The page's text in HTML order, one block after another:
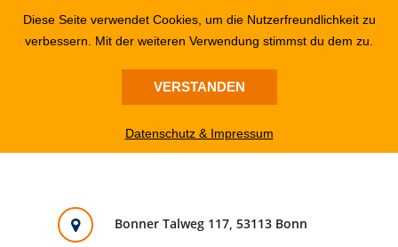
Bonner Talweg 117, 53113 Bonn
Diese Seite verwendet Cookies, um die Nutzerfreundlichkeit zu
verbessern. Mit der weiteren Verwendung stimmst du dem zu.
VERSTANDEN
Datenschutz & Impressum